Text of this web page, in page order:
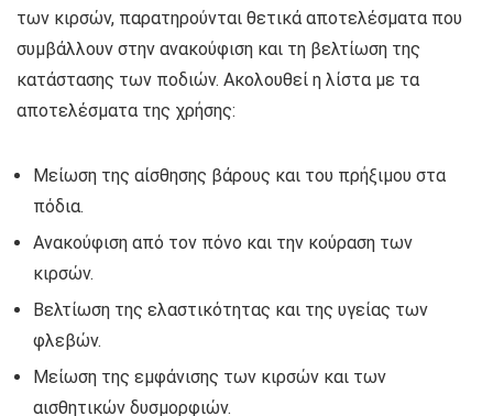
των κιρσών, παρατηρούνται θετικά αποτελέσματα που
συμβάλλουν στην ανακούφιση και τη βελτίωση της
κατάστασης των ποδιών. Ακολουθεί η λίστα με τα
αποτελέσματα της χρήσης:
Μείωση της αίσθησης βάρους και του πρήξιμου στα
πόδια.
Ανακούφιση από τον πόνο και την κούραση των
κιρσών.
Βελτίωση της ελαστικότητας και της υγείας των
φλεβών.
Μείωση της εμφάνισης των κιρσών και των
αισθητικών δυσμορφιών.